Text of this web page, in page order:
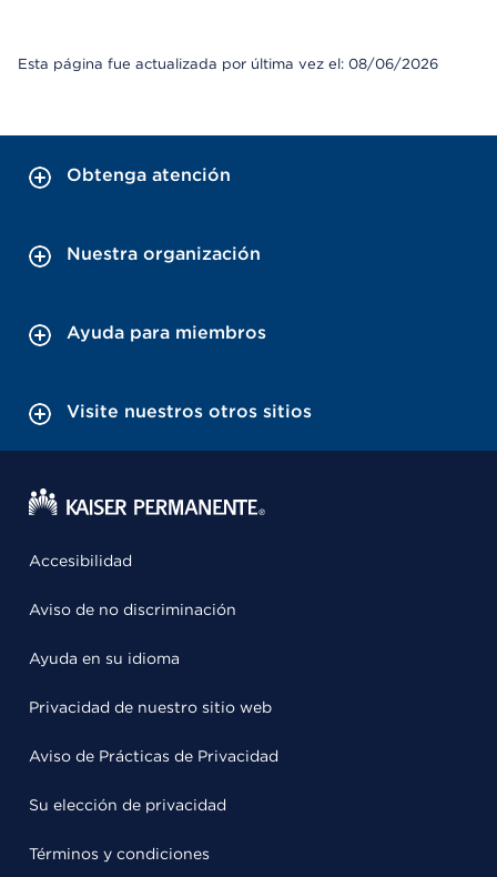
Esta página fue actualizada por última vez el: 08/06/2026
Obtenga atención
Nuestra organización
Ayuda para miembros
Visite nuestros otros sitios
Accesibilidad
Aviso de no discriminación
Ayuda en su idioma
Privacidad de nuestro sitio web
Aviso de Prácticas de Privacidad
Su elección de privacidad
Términos y condiciones